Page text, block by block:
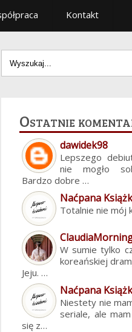
Kontakt
Ostatnie
dawidek98
Lepszego
nie mogło
Bardzo dobre …
Naćpana
Totalnie nie mój
W sumie tylko
koreańskiej
Jeju. …
Naćpana
Niestety nie
seriale, ale
się z…